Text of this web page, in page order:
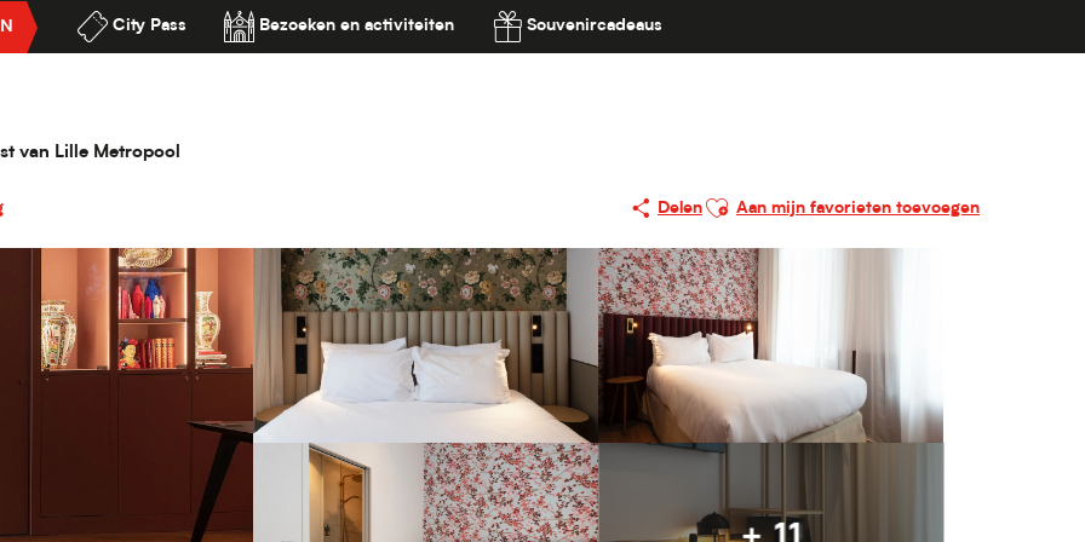
City Pass Bezoeken en activiteiten Souvenircadeaus
van Lille Metropool
Delen
Ajouter aux favoris
Aan mijn favorieten toevoegen